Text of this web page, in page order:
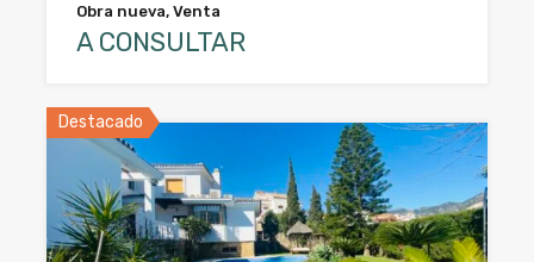
Obra nueva, Venta
A CONSULTAR
Destacado